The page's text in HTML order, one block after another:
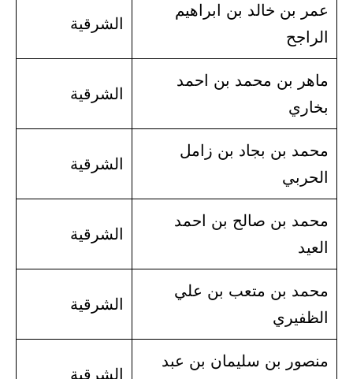
عمر بن خالد بن ابراهيم
الراجح
الشرقية
ماهر بن محمد بن احمد
بخاري
الشرقية
محمد بن بجاد بن زامل
الحربي
الشرقية
محمد بن صالح بن احمد
العيد
الشرقية
محمد بن متعب بن علي
الظفيري
الشرقية
منصور بن سليمان بن عبد
الشرقية